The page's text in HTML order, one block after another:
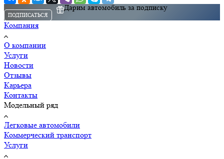
Дарим автомобиль за подписку
ПОДПИСАТЬСЯ
Компания
О компании
Услуги
Новости
Отзывы
Карьера
Контакты
Модельный ряд
Легковые автомобили
Коммерческий транспорт
Услуги